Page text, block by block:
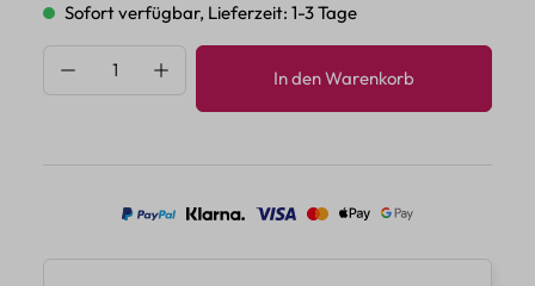
Sofort verfügbar, Lieferzeit: 1-3 Tage
Produkt Anzahl: Gib den gewünschten
In den Warenkorb